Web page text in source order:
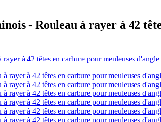
- Rouleau à rayer à 42